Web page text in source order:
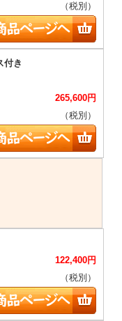
（税別）
265,600円
（税別）
122,400円
（税別）